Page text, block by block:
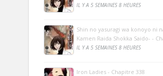
IL Y A 5 SEMAINES 8 HEURES
Shin no yasuragi wa konoyo ni
Kamen Raida Shokka Saido- -
IL Y A 5 SEMAINES 8 HEURES
Iron Ladies - Chapitre 338